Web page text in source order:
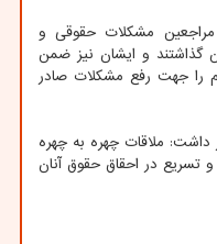
مراجعین مشکلات حقوقی و
گذاشتند و ایشان نیز ضمن
را جهت رفع مشکلات صادر
داشت: ملاقات چهره به چهره
تسریع در احقاق حقوق آنان